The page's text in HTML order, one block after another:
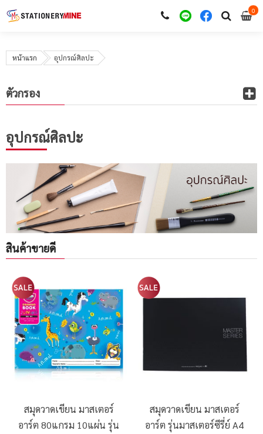
00
หน้าแรก อุปกรณ์ศิลปะ
อุปกรณ์ศิลปะ
สินค้าขายดี
สมุดวาดเขียน มาสเตอร์
อาร์ต 80แกรม 10แผ่น รุ่น
สมุดวาดเขียน มาสเตอร์
อาร์ต รุ่นมาสเตอร์ซีรี่ย์ A4
ตัวกรอง